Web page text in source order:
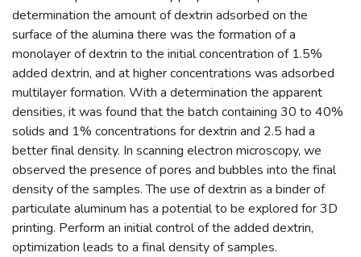
determination the amount of dextrin adsorbed on the
surface of the alumina there was the formation of a
monolayer of dextrin to the initial concentration of 1.5%
added dextrin, and at higher concentrations was adsorbed
multilayer formation. With a determination the apparent
densities, it was found that the batch containing 30 to 40%
solids and 1% concentrations for dextrin and 2.5 had a
better final density. In scanning electron microscopy, we
observed the presence of pores and bubbles into the final
density of the samples. The use of dextrin as a binder of
particulate aluminum has a potential to be explored for 3D
printing. Perform an initial control of the added dextrin,
optimization leads to a final density of samples.